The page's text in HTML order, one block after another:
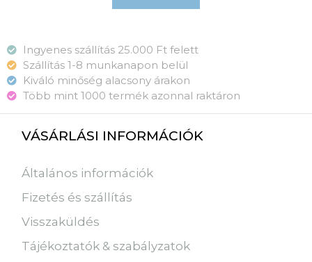
Ingyenes szállítás 25.000 Ft felett
Szállítás 1-8 munkanapon belül
Kiváló minőség alacsony árakon
Több mint 1000 termék azonnal raktáron
VÁSÁRLÁSI INFORMÁCIÓK
Általános információk
Fizetés és szállítás
Visszaküldés
Tájékoztatók & szabályzatok